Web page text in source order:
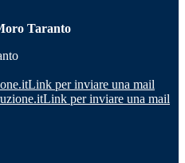
Taranto
Link per inviare una mail
Link per inviare una mail